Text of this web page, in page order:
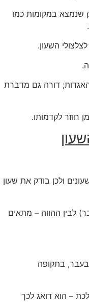
שנמצא במקומות כמו
השעון.
דורה גם מדברת
חוזר לקדמותו.
ולכן בודק את שעון
ההווה – מתאים
בתקופה
– הוא דואג לכך